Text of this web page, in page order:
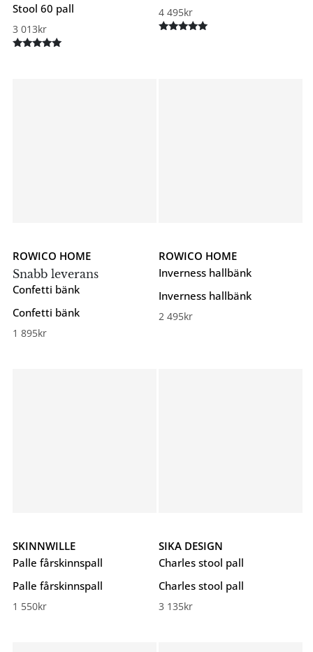
Stool 60 pall
3 013kr
4 495kr
ROWICO HOME
Snabb leverans
Confetti bänk
Confetti bänk
1 895kr
ROWICO HOME
Inverness hallbänk
Inverness hallbänk
2 495kr
SKINNWILLE
Palle fårskinnspall
Palle fårskinnspall
1 550kr
SIKA DESIGN
Charles stool pall
Charles stool pall
3 135kr